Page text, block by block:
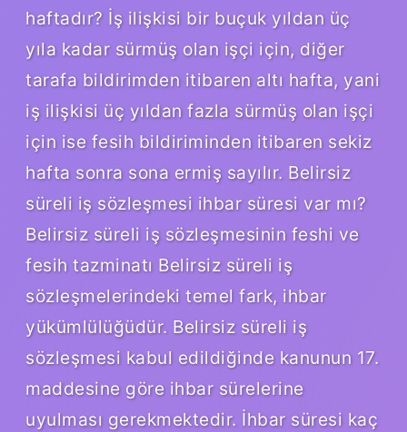
haftadır? İş ilişkisi bir buçuk yıldan üç
yıla kadar sürmüş olan işçi için, diğer
tarafa bildirimden itibaren altı hafta, yani
iş ilişkisi üç yıldan fazla sürmüş olan işçi
için ise fesih bildiriminden itibaren sekiz
hafta sonra sona ermiş sayılır. Belirsiz
süreli iş sözleşmesi ihbar süresi var mı?
Belirsiz süreli iş sözleşmesinin feshi ve
fesih tazminatı Belirsiz süreli iş
sözleşmelerindeki temel fark, ihbar
yükümlülüğüdür. Belirsiz süreli iş
sözleşmesi kabul edildiğinde kanunun 17.
maddesine göre ihbar sürelerine
uyulması gerekmektedir. İhbar süresi kaç